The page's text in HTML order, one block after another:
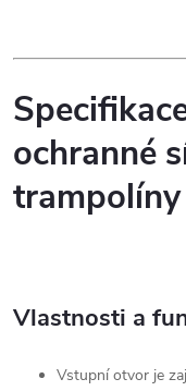
ochranné
Vlastnosti a
Vstupní otvor je